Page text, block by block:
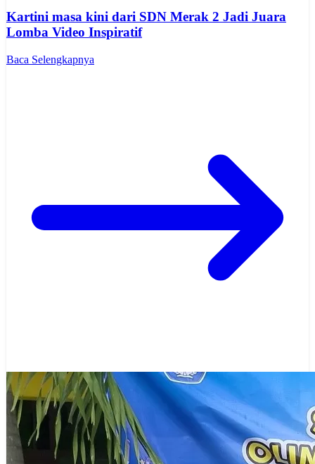
Kartini masa kini dari SDN Merak 2 Jadi Juara
Lomba Video Inspiratif
Baca Selengkapnya